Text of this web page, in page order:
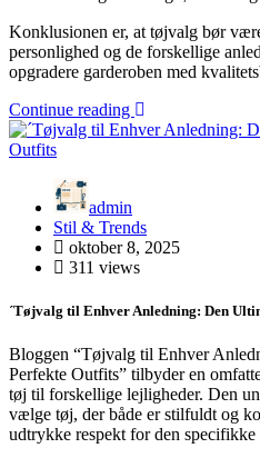
Konklusionen er, at tøjvalg bør
personlighed og de forskellige
opgradere garderoben med
Continue reading
admin
Stil & Trends
oktober 8, 2025
311 views
´Tøjvalg til Enhver Anledning: Den
Bloggen “Tøjvalg til Enhver
Perfekte Outfits” tilbyder en
tøj til forskellige lejligheder. Den
vælge tøj, der både er stilfuldt og
udtrykke respekt for den specifikke